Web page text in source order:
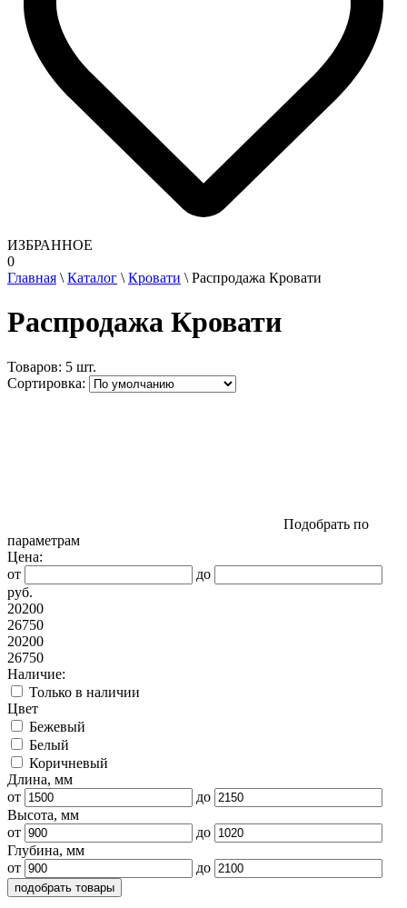
ИЗБРАННОЕ
0
Главная \ Каталог \ Кровати \ Распродажа Кровати
Распродажа Кровати
Товаров: 5 шт.
Сортировка:
Подобрать по
параметрам
Цена:
от
до
руб.
20200
26750
20200
26750
Наличие:
Только в наличии
Цвет
Бежевый
Белый
Коричневый
Длина, мм
от
до
Высота, мм
от
до
Глубина, мм
от
до